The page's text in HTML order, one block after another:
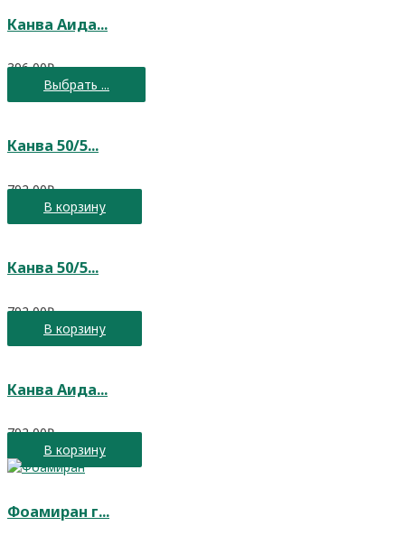
Канва Аида...
396,00₽
Выбрать ...
Канва 50/5...
792,00₽
В корзину
Канва 50/5...
792,00₽
В корзину
Канва Аида...
792,00₽
В корзину
Фоамиран г...